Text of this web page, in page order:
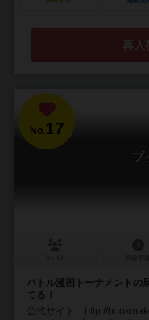
再入
No.17
ブ
バトル漫画トーナメントの
てる！
公式サイト http://